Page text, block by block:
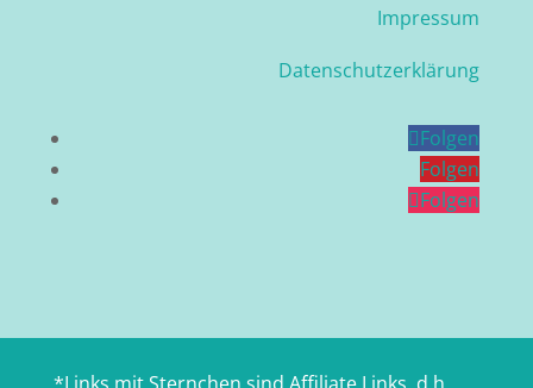
Impressum
Datenschutzerklärung
Folgen
Folgen
Folgen